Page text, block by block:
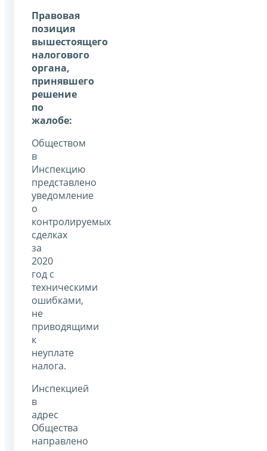
Правовая
позиция
вышестоящего
налогового
органа,
принявшего
решение
по
жалобе:
Обществом
в
Инспекцию
представлено
уведомление
о
контролируемых
сделках
за
2020
год с
техническими
ошибками,
не
приводящими
к
неуплате
налога.
Инспекцией
в
адрес
Общества
направлено